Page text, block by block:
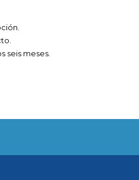
seis meses.